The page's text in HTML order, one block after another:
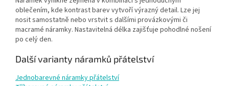
oblečením, kde kontrast barev vytvoří výrazný detail. Lze jej
nosit samostatně nebo vrstvit s dalšími provázkovými či
macramé náramky. Nastavitelná délka zajišťuje pohodlné nošení
po celý den.
Další varianty náramků přátelství
Jednobarevné náramky přátelství